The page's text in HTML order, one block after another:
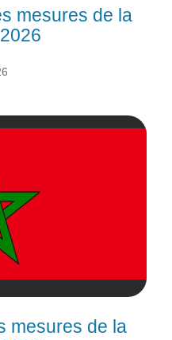
mesures de la
mesures de la